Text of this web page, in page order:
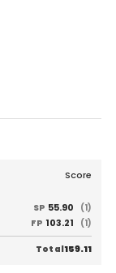
Score
SP 55.90
(1)
FP 103.21 (1)
Total159.11